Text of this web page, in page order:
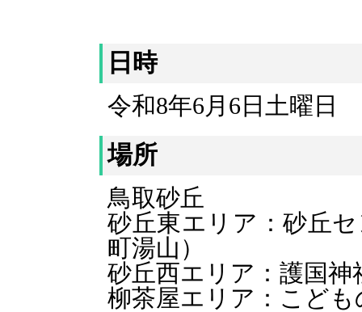
日時
令和8年6月6日土曜日
場所
鳥取砂丘
砂丘東エリア：砂丘
町湯山）
砂丘西エリア：護国神
柳茶屋エリア：こど